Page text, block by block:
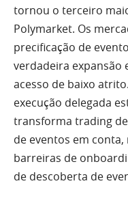
tornou o terceiro
Polymarket. Os
precificação de
verdadeira expansão
acesso de baixo
execução delegada
transforma trading
de eventos em
barreiras de
de descoberta de